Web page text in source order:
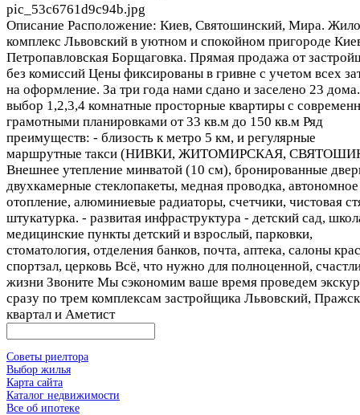
pic_53c6761d9c94b.jpg
Описание Расположение: Киев, Святошинский, Мира.
комплекс Львовский в уютном и спокойном пригороде
Петропавловская Борщаговка. Прямая продажа от
без комиссий Цены фиксированы в гривне с учетом всех
на оформление. За три года нами сдано и заселено 23
выбор 1,2,3,4 комнатные просторные квартиры с
грамотными планировками от 33 кв.м до 150 кв.м Ряд
преимуществ: - близость к метро 5 км, и регулярные
маршрутные такси (НИВКИ, ЖИТОМИРСКАЯ,
Внешнее утепление минватой (10 см), бронированные
двухкамерные стеклопакеты, медная проводка, автономное
отопление, алюминиевые радиаторы, счетчики, чистовая
штукатурка. - развитая инфраструктура - детский сад,
медицинские пункты детский и взрослый, парковки,
стоматология, отделения банков, почта, аптека, салоны
спортзал, церковь Всё, что нужно для полноценной,
жизни Звоните Мы сэкономим ваше время проведем
сразу по трем комплексам застройщика Львовский,
квартал и Аметист
Советы риелтора
Выбор жилья
Карта сайта
Каталог недвижимости
Все об ипотеке